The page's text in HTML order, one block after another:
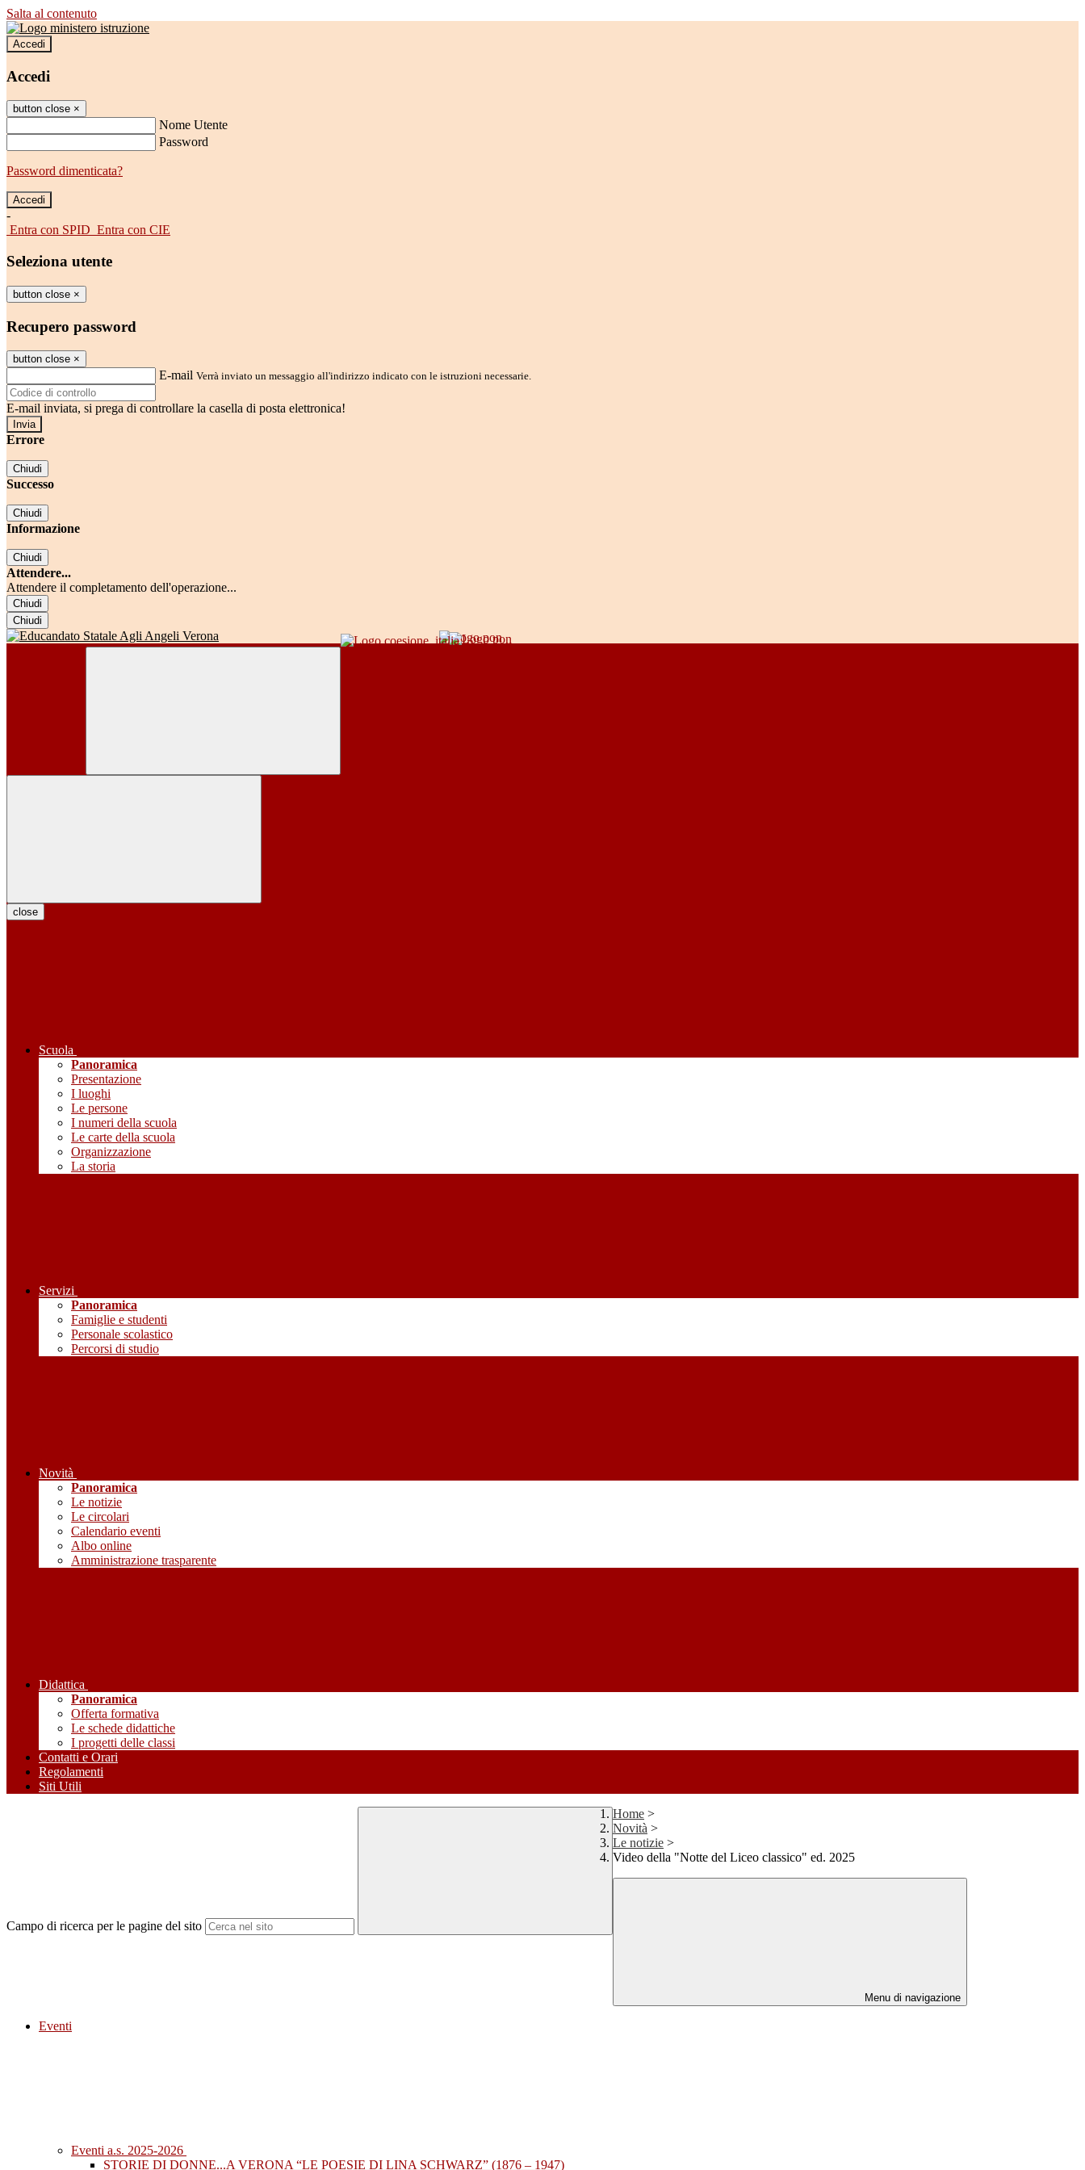
Salta al contenuto
Accedi
Accedi
button close ×
Nome Utente
Password
Password dimenticata?
-
Entra con SPID Entra con CIE
Seleziona utente
button close ×
Recupero password
button close ×
E-mail Verrà inviato un messaggio all'indirizzo indicato con le istruzioni necessarie.
E-mail inviata, si prega di controllare la casella di posta elettronica!
Errore
Chiudi
Successo
Chiudi
Informazione
Chiudi
Attendere...
Attendere il completamento dell'operazione...
Chiudi
Chiudi
close
Scuola
Panoramica
Presentazione
I luoghi
Le persone
I numeri della scuola
Le carte della scuola
Organizzazione
La storia
Servizi
Panoramica
Famiglie e studenti
Personale scolastico
Percorsi di studio
Novità
Panoramica
Le notizie
Le circolari
Calendario eventi
Albo online
Amministrazione trasparente
Didattica
Panoramica
Offerta formativa
Le schede didattiche
I progetti delle classi
Contatti e Orari
Regolamenti
Siti Utili
Campo di ricerca per le pagine del sito
Home >
Novità >
Le notizie >
Video della "Notte del Liceo classico" ed. 2025
Menu di navigazione
Eventi
Eventi a.s. 2025-2026
STORIE DI DONNE...A VERONA “LE POESIE DI LINA SCHWARZ” (1876 – 1947)